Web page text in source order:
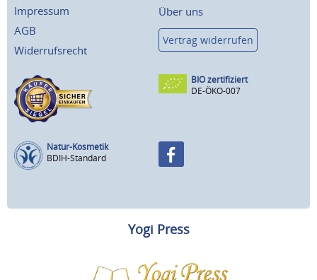
Impressum
AGB
Widerrufsrecht
Über uns
Vertrag widerrufen
BIO zertifiziert
DE-ÖKO-007
Natur-Kosmetik
BDIH-Standard
Yogi Press